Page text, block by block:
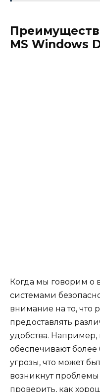
MS Windows
Когда мы говорим о
системами
внимание на то, что
предоставлять
удобства.
обеспечивают
угрозы, что может
возникнут
проверить, как